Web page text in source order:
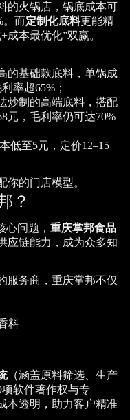
的火锅店，锅底成本可
。而定制化底料更能精
本最优化”双赢。
的基础款底料，单锅成
率超65%；
炒制的高端底料，搭配
元，毛利率仍可达70%
低至5元，定价12–15
的门店模型。
？
心问题， 重庆掌邦食品
应链能力，成为众多知
服务商，重庆掌邦不仅
料
（涵盖原料筛选、生产
软件著作权与专
本透明，助力客户精准